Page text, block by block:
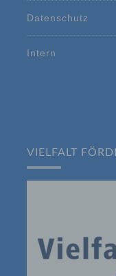
Datenschutz
Intern
VIELFALT
können,
oder
und Mittel
Sind die